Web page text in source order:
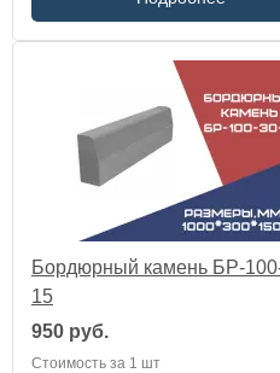
Бордюрный камень БР-
15
950 руб.
Стоимость за 1 шт